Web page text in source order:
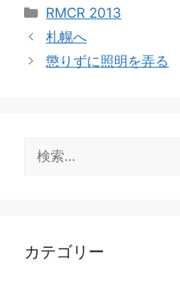
カ
テ
リ
RMCR 2013
札幌へ
懲りずに照明を弄る
索:
カテゴリー